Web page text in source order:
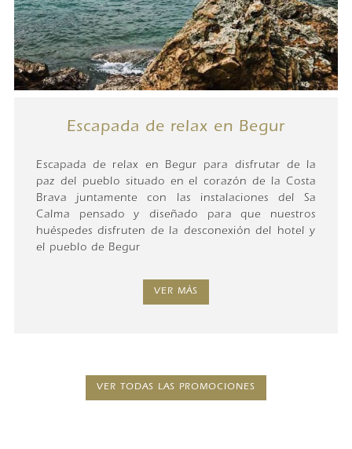
Escapada de relax en Begur
Escapada de relax en Begur para disfrutar de la
paz del pueblo situado en el corazón de la Costa
Brava juntamente con las instalaciones del Sa
Calma pensado y diseñado para que nuestros
huéspedes disfruten de la desconexión del hotel y
el pueblo de Begur
VER MÁS
VER TODAS LAS PROMOCIONES